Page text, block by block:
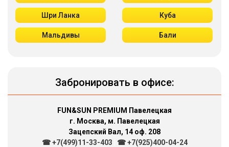
Шри Ланка Куба
Мальдивы Бали
Забронировать в офисе:
FUN&SUN PREMIUM Павелецкая
г. Москва, м. Павелецкая
Зацепский Вал, 14 оф. 208
☎ +7(499)11-33-403
☎ +7(925)400-04-24